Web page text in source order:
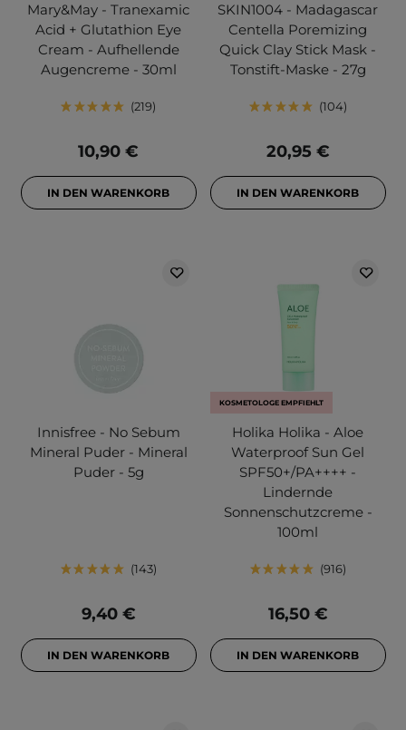
Mary&May - Tranexamic
Acid + Glutathion Eye
Cream - Aufhellende
Augencreme - 30ml
219
10,90 €
IN DEN WARENKORB
SKIN1004 - Madagascar
Centella Poremizing
Quick Clay Stick Mask -
Tonstift-Maske - 27g
104
20,95 €
IN DEN WARENKORB
Innisfree - No Sebum
Mineral Puder - Mineral
Puder - 5g
143
9,40 €
IN DEN WARENKORB
KOSMETOLOGE EMPFIEHLT
Holika Holika - Aloe
Waterproof Sun Gel
SPF50+/PA++++ -
Lindernde
Sonnenschutzcreme -
100ml
916
16,50 €
IN DEN WARENKORB